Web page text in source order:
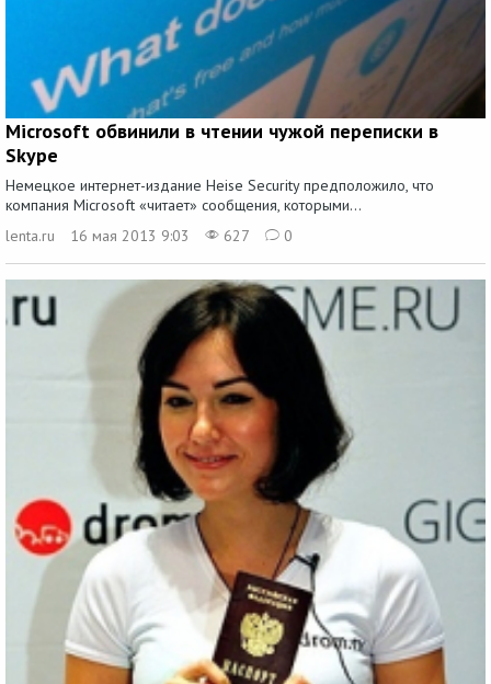
Microsoft обвинили в чтении чужой переписки в
Skype
Немецкое интернет-издание Heise Security предположило, что
компания Microsoft «читает» сообщения, которыми...
lenta.ru
16 мая 2013 9:03 627 0